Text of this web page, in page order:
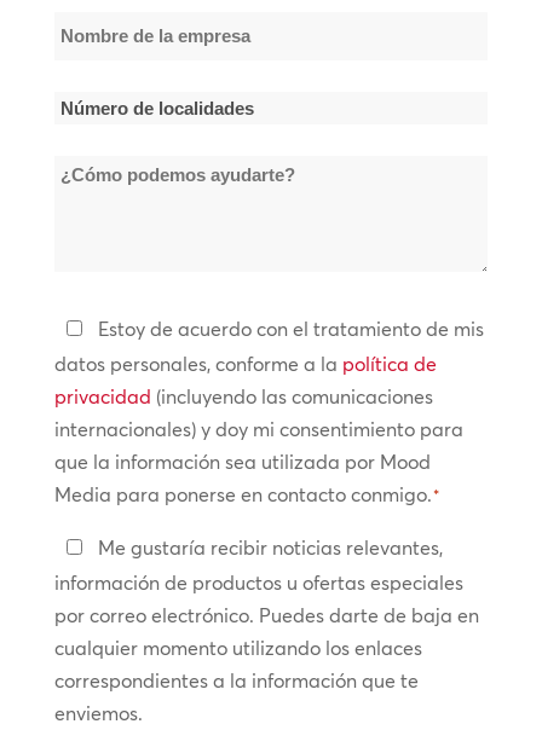
Nombre
Número
localidades
¿Cómo
Política
de
privacidad
*
Estoy de acuerdo con el tratamiento de mis
datos personales, conforme a la política de
privacidad (incluyendo las comunicaciones
internacionales) y doy mi consentimiento para
que la información sea utilizada por Mood
Media para ponerse en contacto conmigo.*
Manténte
en
contacto
Me gustaría recibir noticias relevantes,
información de productos u ofertas especiales
por correo electrónico. Puedes darte de baja en
cualquier momento utilizando los enlaces
correspondientes a la información que te
enviemos.